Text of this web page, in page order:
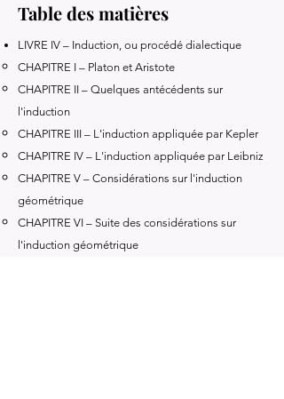
Table des matières
LIVRE IV – Induction, ou procédé dialectique
CHAPITRE I – Platon et Aristote
CHAPITRE II – Quelques antécédents sur
l'induction
CHAPITRE III – L'induction appliquée par Kepler
CHAPITRE IV – L'induction appliquée par Leibniz
CHAPITRE V – Considérations sur l'induction
géométrique
CHAPITRE VI – Suite des considérations sur
l'induction géométrique